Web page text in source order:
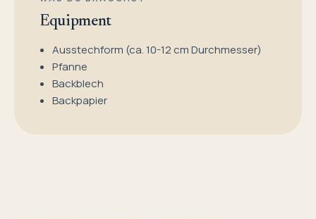
Equipment
Ausstechform (ca. 10-12 cm Durchmesser)
Pfanne
Backblech
Backpapier